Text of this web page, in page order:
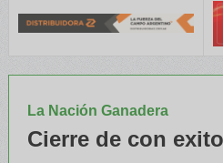
La Nación Ganadera
Cierre de con